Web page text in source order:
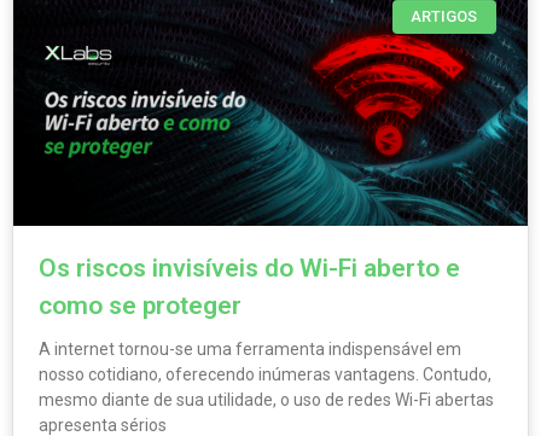
ARTIGOS
Os riscos invisíveis do Wi-Fi aberto e
como se proteger
A internet tornou-se uma ferramenta indispensável em
nosso cotidiano, oferecendo inúmeras vantagens. Contudo,
mesmo diante de sua utilidade, o uso de redes Wi-Fi abertas
apresenta sérios